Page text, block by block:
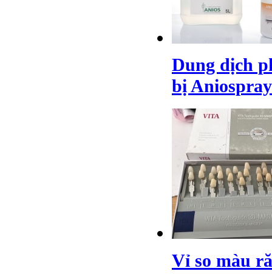
Dung dịch
bị
Vỉ so màu